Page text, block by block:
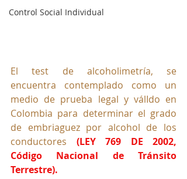
Control Social Individual
El test de alcoholimetría, se
encuentra contemplado como un
medio de prueba legal y válIdo en
Colombia para determinar el grado
de embriaguez por alcohol de los
conductores (LEY 769 DE 2002,
Código Nacional de Tránsito
Terrestre).